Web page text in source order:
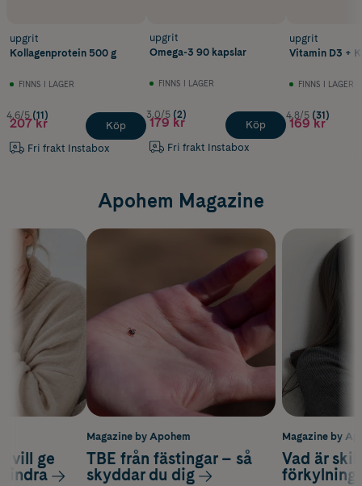
upgrit
Kollagenprotein 500 g
FINNS I LAGER
4.6/5 (11)
207 kr
Fri frakt Instabox
Köp
upgrit
Omega-3 90 kapslar
FINNS I LAGER
3.0/5 (2)
179 kr
Fri frakt Instabox
Köp
upgrit
Vitamin D3 +
FINNS I LAGER
4.8/5 (31)
169 kr
Apohem Magazine
Magazine by
Vad är
förkylning
vill ge
lindra
Magazine by Apohem
TBE från fästingar – så
skyddar du dig